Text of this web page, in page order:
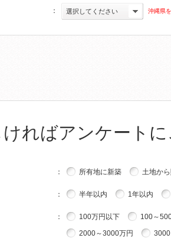
： 選択してください 沖縄県
ければアンケート
： 所有地に新築 土地か
： 半年以内 1年以内
： 100万円以下
100～
2000～3000万円